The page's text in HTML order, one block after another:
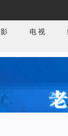
电视